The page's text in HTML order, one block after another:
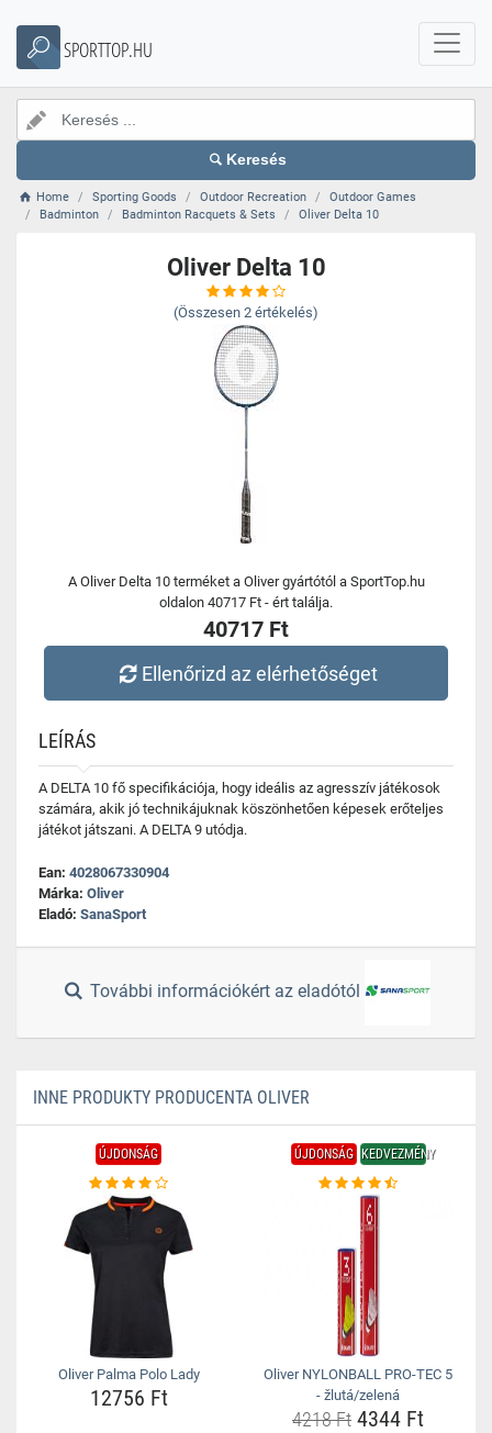
SPORTTOP.HU
Keresés
Home Sporting Goods Outdoor Recreation
Outdoor Games
Badminton
Badminton Racquets & Sets Oliver Delta 10
Oliver Delta 10
(Összesen 2 értékelés)
A Oliver Delta 10 terméket a Oliver gyártótól a SportTop.hu
oldalon 40717 Ft - ért találja.
40717 Ft
Ellenőrizd az elérhetőséget
LEÍRÁS
A DELTA 10 fő specifikációja, hogy ideális az agresszív játékosok
számára, akik jó technikájuknak köszönhetően képesek erőteljes
játékot játszani. A DELTA 9 utódja.
Ean: 4028067330904
Márka: Oliver
Eladó: SanaSport
További információkért az eladótól
INNE PRODUKTY PRODUCENTA OLIVER
ÚJDONSÁG
Oliver Palma Polo Lady
12756 Ft
ÚJDONSÁG KEDVEZMÉNY
Oliver NYLONBALL PRO-TEC 5
- žlutá/zelená
4218 Ft 4344 Ft